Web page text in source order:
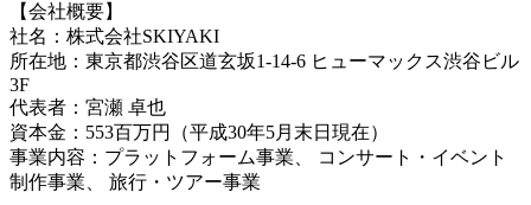
【会社概要】
社名：株式会社SKIYAKI
所在地：東京都渋谷区道玄坂1-14-6 ヒューマックス渋谷ビル
3F
代表者：宮瀬 卓也
資本金：553百万円（平成30年5月末日現在）
事業内容：プラットフォーム事業、 コンサート・イベント
制作事業、 旅行・ツアー事業